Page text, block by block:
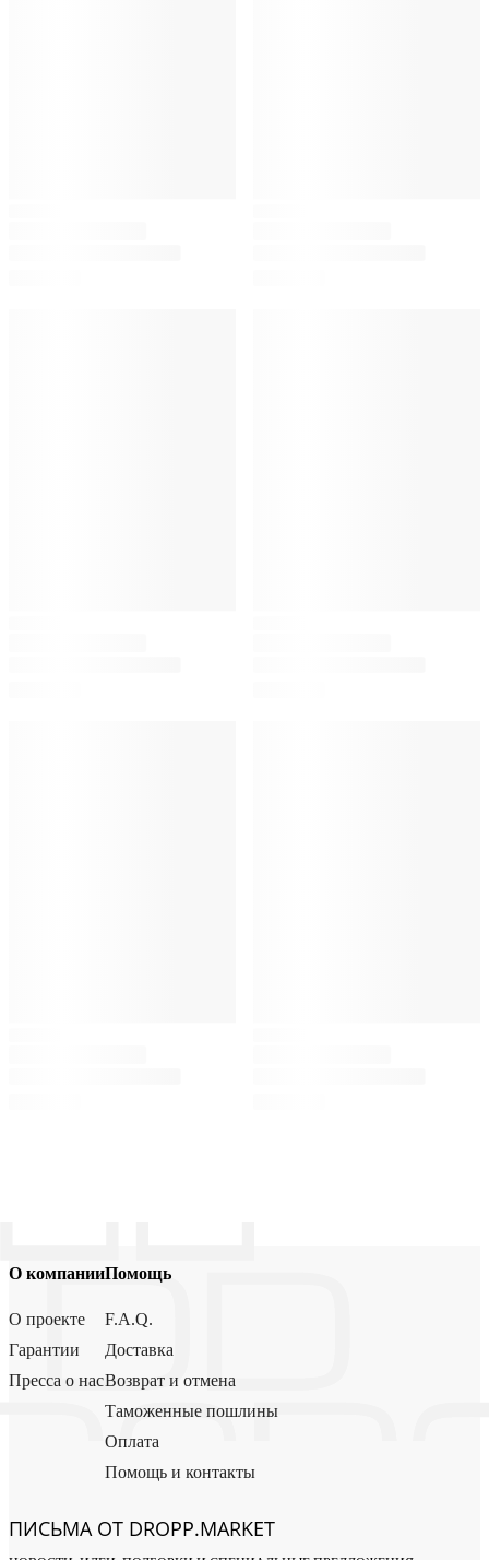
О компании
О проекте
Гарантии
Пресса о нас
Помощь
F.A.Q.
Доставка
Возврат и отмена
Таможенные пошлины
Оплата
Помощь и контакты
ПИСЬМА ОТ DROPP.MARKET